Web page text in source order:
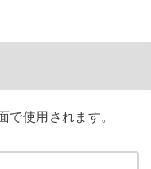
で使用されます。